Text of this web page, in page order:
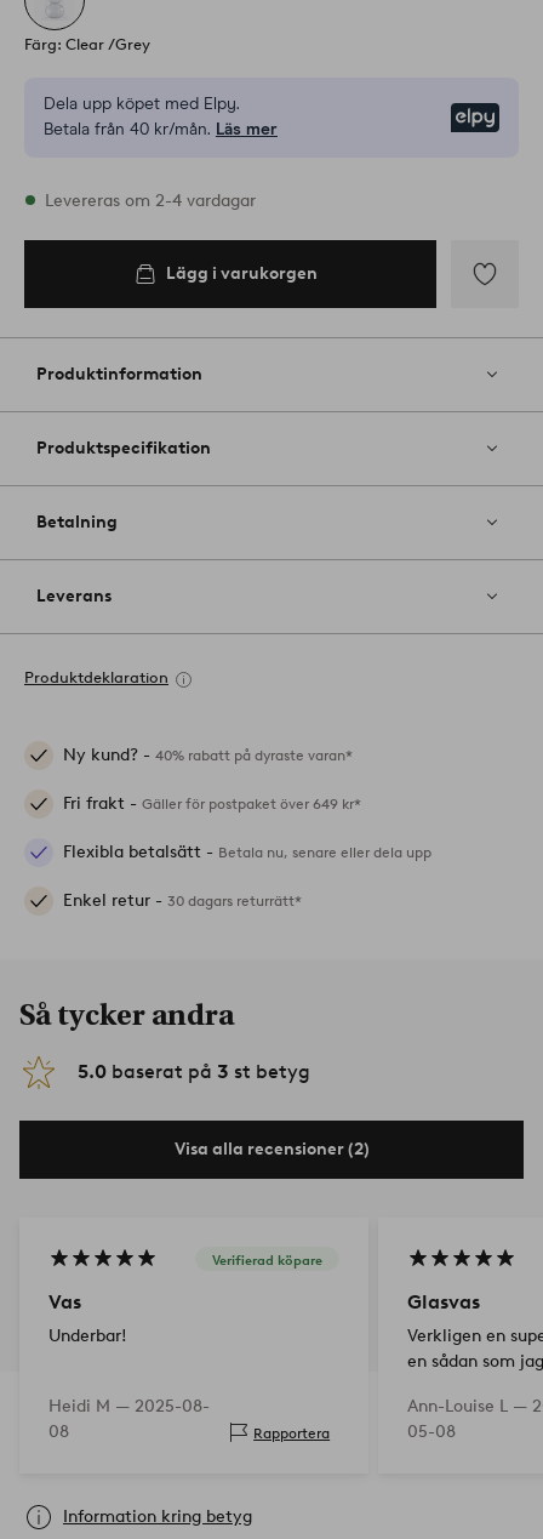
Färg: Clear /Grey
Dela upp köpet med Elpy.
Betala från 40 kr/mån. Läs mer
I lager
Levereras om 2-4 vardagar
Lägg i varukorgen
till
favoriter
Produktinformation
Produktspecifikation
Betalning
Leverans
Produktdeklaration
Ny kund? - 40% rabatt på dyraste varan*
Fri frakt - Gäller för postpaket över 649 kr*
Flexibla betalsätt - Betala nu, senare eller dela upp
Enkel retur - 30 dagars returrätt*
Så tycker andra
5.0 baserat på 3 st betyg
Visa alla recensioner (2)
Verifierad köpare
Vas
Underbar!
Heidi M — 2025-08-
08
Rapportera
Glasvas
Verkligen en
en sådan som
vacker
Ann-Louise L —
05-08
Information kring betyg